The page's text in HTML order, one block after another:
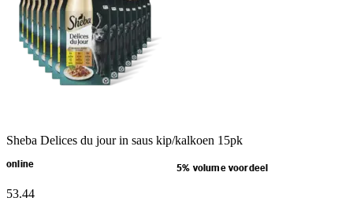
Sheba Delices du jour in saus kip/kalkoen 15pk
online 5% volume voordeel
53.44